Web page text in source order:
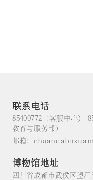
联系电话
85400772（客服中心）
教育与服务部）
邮箱：
博物馆地址
四川省成都市武侯区望江